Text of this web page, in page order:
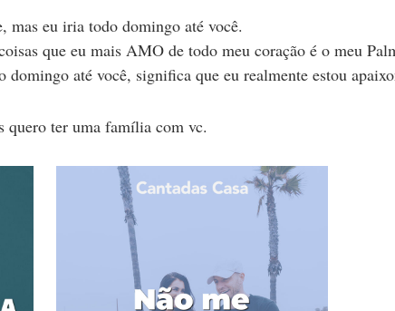
mas eu iria todo domingo até você.
que eu mais AMO de todo meu coração é o meu
domingo até você, significa que eu realmente estou
quero ter uma família com vc.